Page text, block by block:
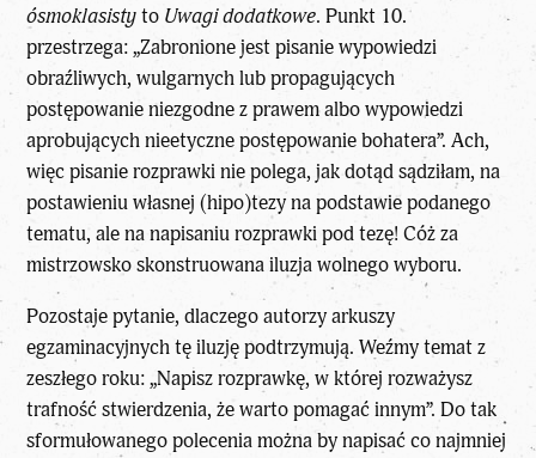
ósmoklasistyto Uwagi dodatkowe. Punkt 10.
przestrzega: „Zabronione jest pisanie wypowiedzi
obraźliwych, wulgarnych lub propagujących
postępowanie niezgodne z prawem albo wypowiedzi
aprobujących nieetyczne postępowanie bohatera”. Ach,
więc pisanierozprawkinie polega, jak dotąd sądziłam, na
postawieniu własnej (hipo)tezy na podstawie podanego
tematu, ale na napisaniu rozprawki pod tezę! Cóż za
mistrzowsko skonstruowana iluzja wolnego wyboru.
Pozostaje pytanie, dlaczego autorzy arkuszy
egzaminacyjnych tę iluzję podtrzymują. Weźmy temat z
zeszłego roku: „Napisz rozprawkę, w której rozważysz
trafność stwierdzenia, że warto pomagać innym”. Do tak
sformułowanego polecenia można by napisać co najmniej